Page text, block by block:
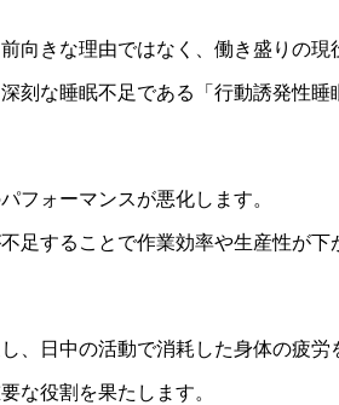
向きな理由ではなく、働き盛りの現
刻な睡眠不足である「行動誘発性睡
フォーマンスが悪化します。
足することで作業効率や生産性が下
、日中の活動で消耗した身体の疲労
な役割を果たします。